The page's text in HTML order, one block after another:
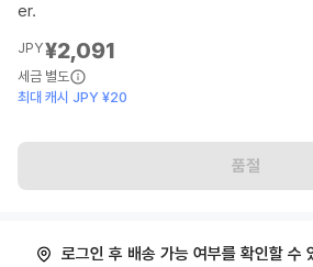
er.
JPY¥2,091
세금 별도
최대 캐시 JPY ¥20
품절
로그인 후 배송 가능 여부를 확인할 수